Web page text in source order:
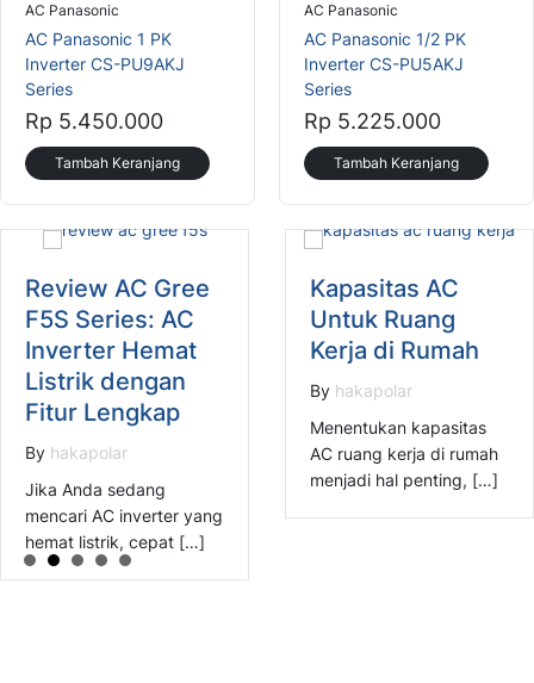
AC Panasonic
AC Panasonic 1 PK
Inverter CS-PU9AKJ
Series
Rp 5.450.000
Tambah Keranjang
AC Panasonic
AC Panasonic 1/2 PK
Inverter CS-PU5AKJ
Series
Rp 5.225.000
Tambah Keranjang
Review AC Gree
F5S Series: AC
Inverter Hemat
Listrik dengan
Fitur Lengkap
By hakapolar
Jika Anda sedang
mencari AC inverter yang
hemat listrik, cepat […]
Kapasitas AC
Untuk Ruang
Kerja di Rumah
By hakapolar
Menentukan kapasitas
AC ruang kerja di rumah
menjadi hal penting, […]